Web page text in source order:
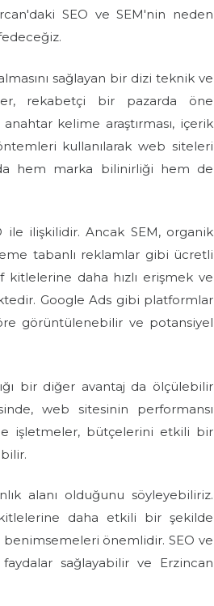
SEO ve SEM'nin neden
sağlayan bir dizi teknik ve
rekabetçi bir pazarda öne
kelime araştırması, içerik
kullanılarak web siteleri
hem marka bilinirliği hem de
ile ilişkilidir. Ancak SEM, organik
tabanlı reklamlar gibi ücretli
daha hızlı erişmek ve
Google Ads gibi platformlar
görüntülenebilir ve potansiyel
bir diğer avantaj da ölçülebilir
web sitesinin performansı
işletmeler, bütçelerini etkili bir
alanı olduğunu söyleyebiliriz.
daha etkili bir şekilde
önemlidir. SEO ve
sağlayabilir ve Erzincan